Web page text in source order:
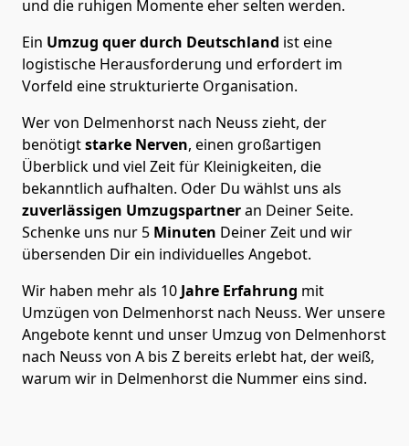
und die ruhigen Momente eher selten werden.
Ein Umzug quer durch Deutschland ist eine
logistische Herausforderung und erfordert im
Vorfeld eine strukturierte Organisation.
Wer von Delmenhorst nach Neuss zieht, der
benötigtstarke Nerven, einen großartigen
Überblick und viel Zeit für Kleinigkeiten, die
bekanntlich aufhalten. Oder Du wählst uns als
zuverlässigen Umzugspartneran Deiner Seite.
Schenke uns nur 5 Minuten Deiner Zeit und wir
übersenden Dir ein individuelles Angebot.
Wir haben mehr als 10 Jahre Erfahrung mit
Umzügen von Delmenhorst nach Neuss. Wer unsere
Angebote kennt und unser Umzug von Delmenhorst
nach Neuss von A bis Z bereits erlebt hat, der weiß,
warum wir in Delmenhorst die Nummer eins sind.